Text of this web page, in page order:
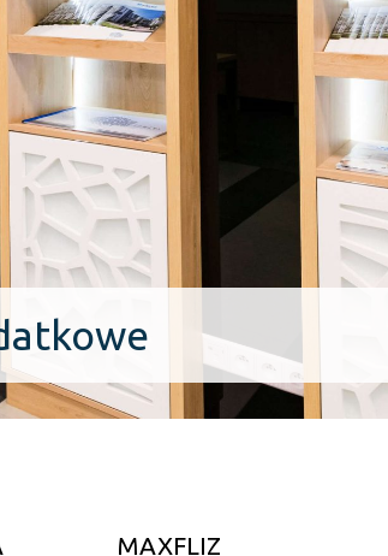
MAXFLIZ